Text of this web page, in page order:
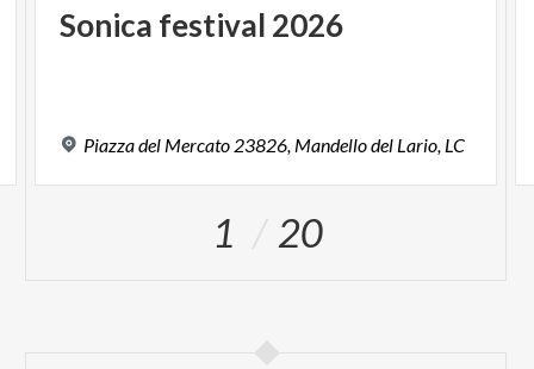
Sonica festival 2026
Piazzadel Mercato 23826, Mandellodel Lario, LC
1 20